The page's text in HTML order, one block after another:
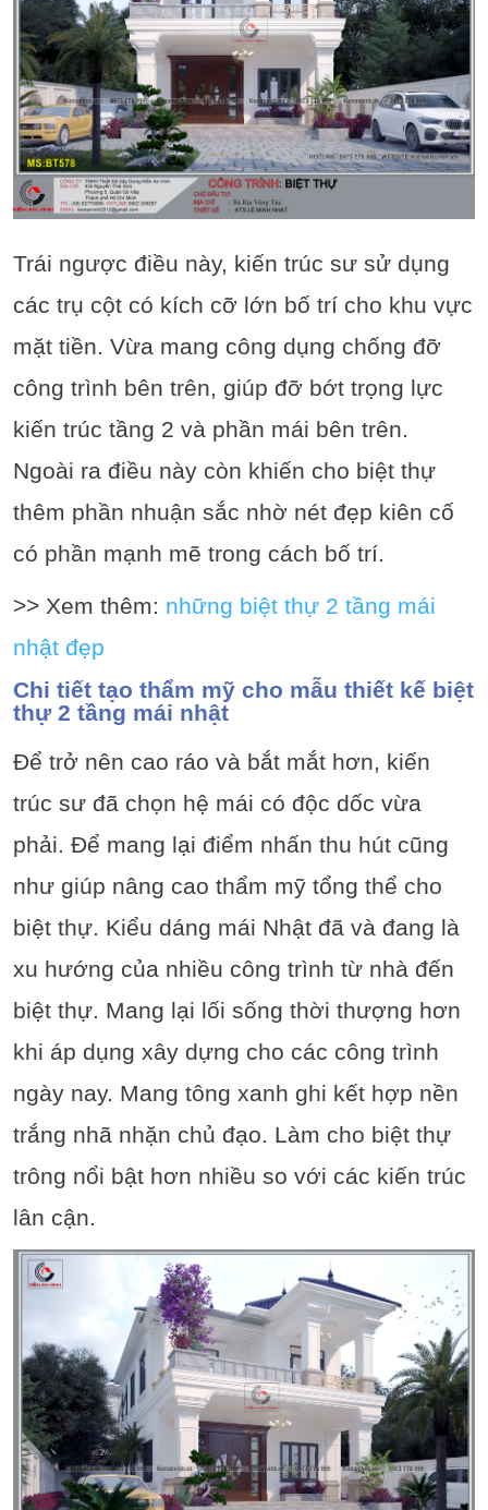
Trái ngược điều này, kiến trúc sư sử dụng
các trụ cột có kích cỡ lớn bố trí cho khu vực
mặt tiền. Vừa mang công dụng chống đỡ
công trình bên trên, giúp đỡ bớt trọng lực
kiến trúc tầng 2 và phần mái bên trên.
Ngoài ra điều này còn khiến cho biệt thự
thêm phần nhuận sắc nhờ nét đẹp kiên cố
có phần mạnh mẽ trong cách bố trí.
>> Xem thêm: những biệt thự 2 tầng mái
nhật đẹp
Chi tiết tạo thẩm mỹ cho mẫu thiết kế biệt
thự 2 tầng mái nhật
Để trở nên cao ráo và bắt mắt hơn, kiến
trúc sư đã chọn hệ mái có độc dốc vừa
phải. Để mang lại điểm nhấn thu hút cũng
như giúp nâng cao thẩm mỹ tổng thể cho
biệt thự. Kiểu dáng mái Nhật đã và đang là
xu hướng của nhiều công trình từ nhà đến
biệt thự. Mang lại lối sống thời thượng hơn
khi áp dụng xây dựng cho các công trình
ngày nay. Mang tông xanh ghi kết hợp nền
trắng nhã nhặn chủ đạo. Làm cho biệt thự
trông nổi bật hơn nhiều so với các kiến trúc
lân cận.